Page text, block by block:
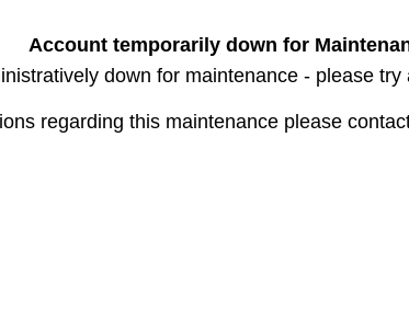
Account temporarily down for
down for maintenance - please
regarding this maintenance please